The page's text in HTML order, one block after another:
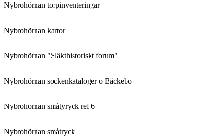
Nybrohörnan torpinventeringar
Nybrohörnan kartor
Nybrohörnan "Släkthistoriskt forum"
Nybrohörnan sockenkataloger o Bäckebo
Nybrohörnan småtyryck ref 6
Nybrohörnan småtryck